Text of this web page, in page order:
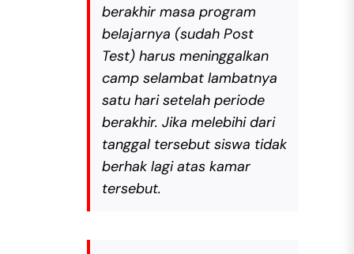
berakhir masa program
belajarnya (sudah Post
Test) harus meninggalkan
camp selambat lambatnya
satu hari setelah periode
berakhir. Jika melebihi dari
tanggal tersebut siswa tidak
berhak lagi atas kamar
tersebut.